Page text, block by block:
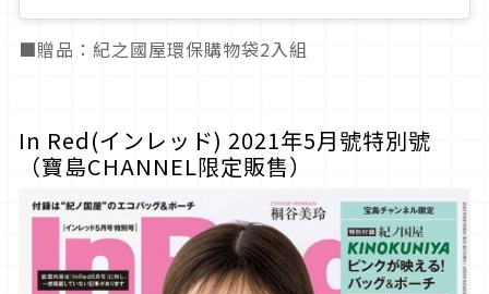
■贈品：紀之國屋環保購物袋2入組
In Red(インレッド) 2021年5月號特別號
（寶島CHANNEL限定販售）